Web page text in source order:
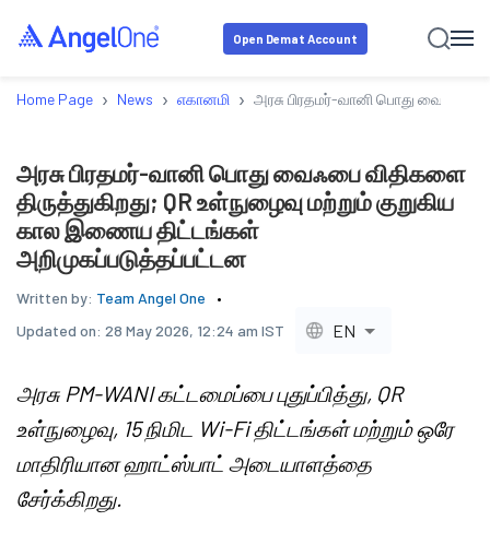
Open Demat Account
Home Page › News › எகானமி › அரசு பிரதமர்-வானி பொது வைஃபை
அரசு பிரதமர்-வானி பொது வைஃபை விதிகளை
திருத்துகிறது; QR உள்நுழைவு மற்றும் குறுகிய
கால இணைய திட்டங்கள்
அறிமுகப்படுத்தப்பட்டன
Written by: Team Angel One
Updated on: 28 May 2026, 12:24 am IST EN
அரசு PM-WANI கட்டமைப்பை புதுப்பித்து, QR
உள்நுழைவு, 15 நிமிட Wi-Fi திட்டங்கள் மற்றும் ஒரே
மாதிரியான ஹாட்ஸ்பாட் அடையாளத்தை
சேர்க்கிறது.